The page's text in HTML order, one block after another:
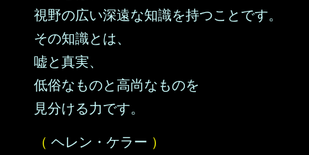
視野の広い深遠な知識を持つことです。
その知識とは、
嘘と真実、
低俗なものと高尚なものを
見分ける力です。
（ ヘレン・ケラー ）